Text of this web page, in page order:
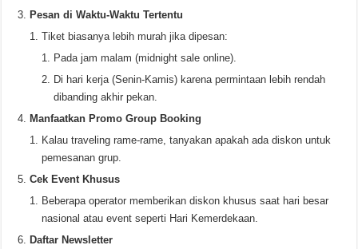
Pesan di Waktu-Waktu Tertentu
Tiket biasanya lebih murah jika dipesan:
Pada jam malam (midnight sale online).
Di hari kerja (Senin-Kamis) karena permintaan lebih rendah
dibanding akhir pekan.
Manfaatkan Promo Group Booking
Kalau traveling rame-rame, tanyakan apakah ada diskon untuk
pemesanan grup.
Cek Event Khusus
Beberapa operator memberikan diskon khusus saat hari besar
nasional atau event seperti Hari Kemerdekaan.
Daftar Newsletter